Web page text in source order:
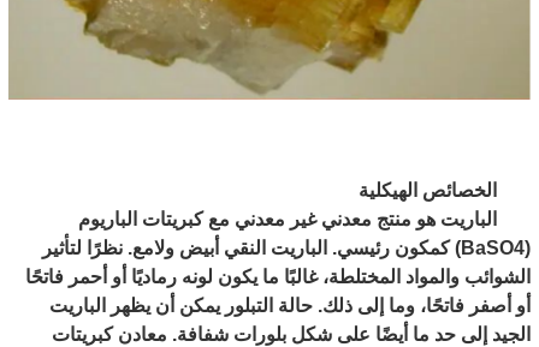
الخصائص الهيكلية
الباريت هو منتج معدني غير معدني مع كبريتات الباريوم
(BaSO4) كمكون رئيسي. الباريت النقي أبيض ولامع. نظرًا لتأثير
الشوائب والمواد المختلطة، غالبًا ما يكون لونه رماديًا أو أحمر فاتحًا
أو أصفر فاتحًا، وما إلى ذلك. حالة التبلور يمكن أن يظهر الباريت
الجيد إلى حد ما أيضًا على شكل بلورات شفافة. معادن كبريتات